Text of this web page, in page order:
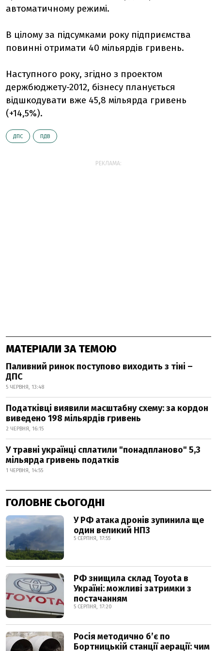
автоматичному режимі.
В цілому за підсумками року підприємства
повинні отримати 40 мільярдів гривень.
Наступного року, згідно з проектом
держбюджету-2012, бізнесу планується
відшкодувати вже 45,8 мільярда гривень
(+14,5%).
ДПС ПДВ
РЕКЛАМА:
МАТЕРІАЛИ ЗА ТЕМОЮ
Паливний ринок поступово виходить з тіні –
ДПС
5 ЧЕРВНЯ, 13:48
Податківці виявили масштабну схему: за кордон
виведено 198 мільярдів гривень
2 ЧЕРВНЯ, 16:15
У травні українці сплатили "понадпланово" 5,3
мільярда гривень податків
1 ЧЕРВНЯ, 14:55
ГОЛОВНЕ СЬОГОДНІ
У РФ атака дронів зупинила ще
один великий НПЗ
5 СЕРПНЯ, 17:55
РФ знищила склад Toyota в
Україні: можливі затримки з
постачанням
5 СЕРПНЯ, 17:20
Росія методично б’є по
Бортницькій станції аерації: чим